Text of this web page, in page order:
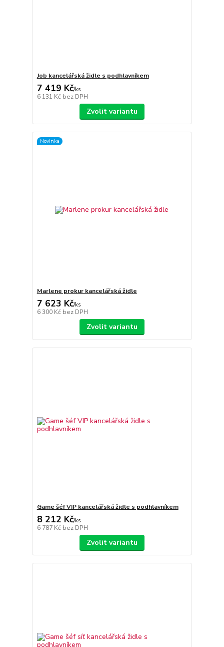
Job kancelářská židle s podhlavníkem
7 419 Kč/ks
6 131 Kč bez DPH
Zvolit variantu
Novinka
Marlene prokur kancelářská židle
7 623 Kč/ks
6 300 Kč bez DPH
Zvolit variantu
Game šéf VIP kancelářská židle s podhlavníkem
8 212 Kč/ks
6 787 Kč bez DPH
Zvolit variantu